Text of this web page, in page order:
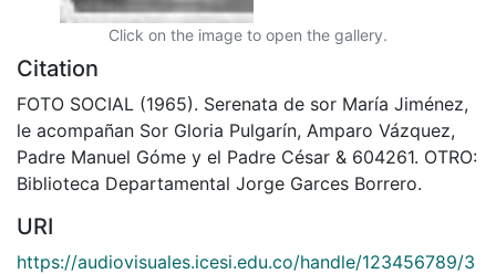
Click on the image to open the gallery.
Citation
FOTO SOCIAL (1965). Serenata de sor María Jiménez,
le acompañan Sor Gloria Pulgarín, Amparo Vázquez,
Padre Manuel Góme y el Padre César & 604261. OTRO:
Biblioteca Departamental Jorge Garces Borrero.
URI
https://audiovisuales.icesi.edu.co/handle/123456789/3